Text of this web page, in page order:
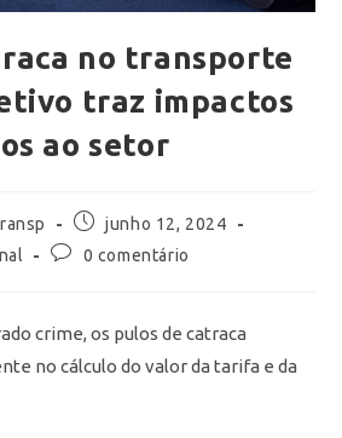
no transporte
traz impactos
ao setor
junho 12, 2024
0 comentário
crime, os pulos de catraca
no cálculo do valor da tarifa e da